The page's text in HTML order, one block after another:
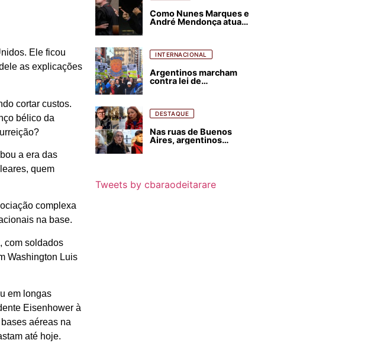
Ele ficou
as explicações
cortar custos.
bélico da
a era das
quem
complexa
na base.
com soldados
Washington Luis
em longas
Eisenhower à
aéreas na
até hoje.
Como Nunes Marques e
André Mendonça atuam
INTERNACIONAL
Argentinos marcham
contra lei de
florestais
DESTAQUE
Nas ruas de Buenos
Aires, argentinos
Tweets by cbaraodeitarare